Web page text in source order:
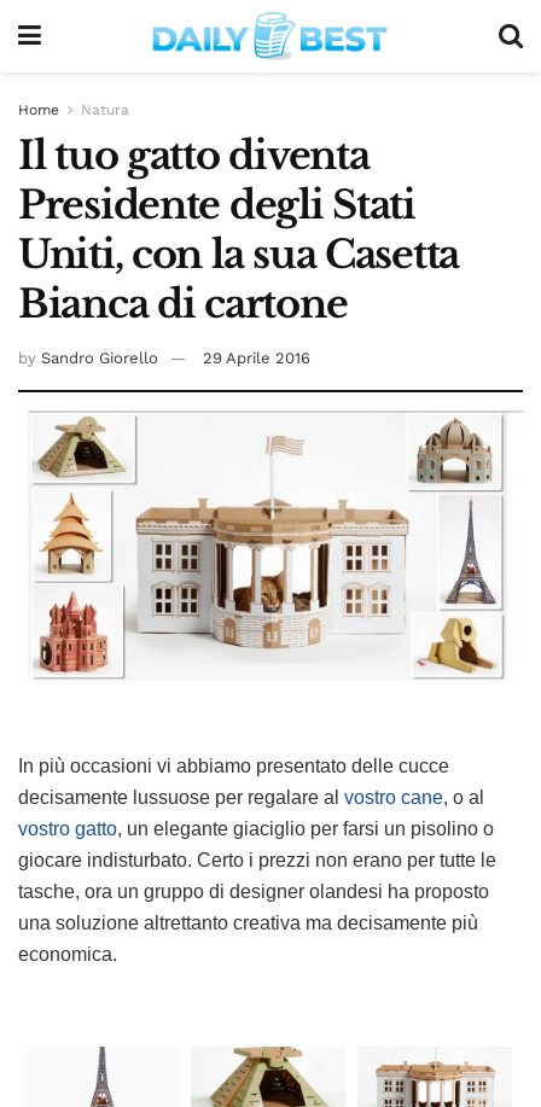
Home Natura
Il tuo gatto diventa
Presidente degli Stati
Uniti, con la sua Casetta
Bianca di cartone
by Sandro Giorello 29 Aprile 2016
In più occasioni vi abbiamo presentato delle cucce
decisamente lussuose per regalare al vostro cane, o al
vostro gatto, un elegante giaciglio per farsi un pisolino o
giocare indisturbato. Certo i prezzi non erano per tutte le
tasche, ora un gruppo di designer olandesi ha proposto
una soluzione altrettanto creativa ma decisamente più
economica.